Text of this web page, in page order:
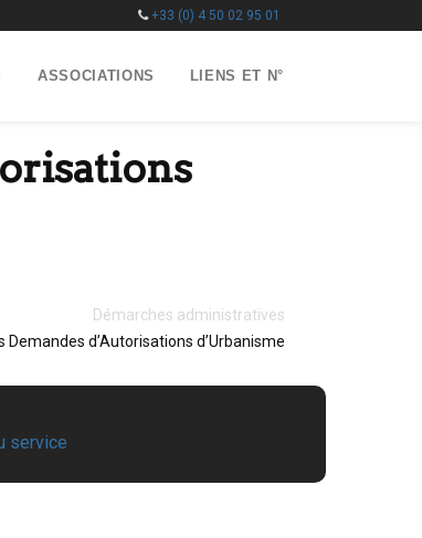
+33 (0) 4 50 02 95 01
ASSOCIATIONS LIENS ET N°
Démarches administratives
d’Autorisations d’Urbanisme
service